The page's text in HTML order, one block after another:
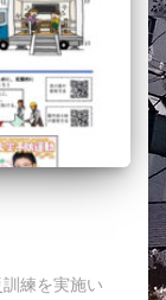
練を実施い